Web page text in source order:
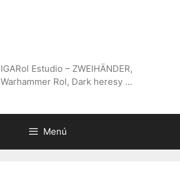
IGARol Estudio – ZWEIHÄNDER,
Warhammer Rol, Dark heresy …
Menú